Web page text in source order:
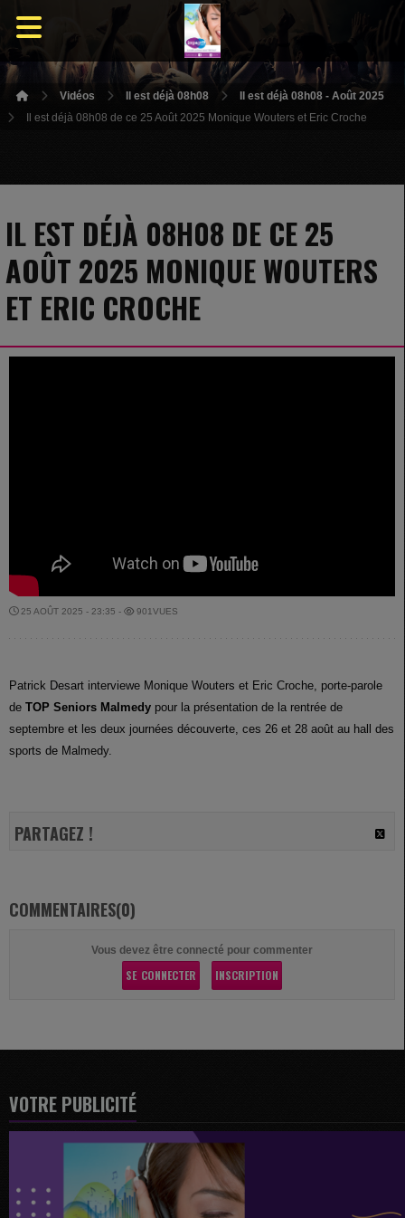
Vidéos Il est déjà 08h08
Il est déjà 08h08 - Août 2025
Il est déjà 08h08 de ce 25 Août 2025 Monique Wouters et Eric Croche
IL EST DÉJÀ 08H08 DE CE 25
AOÛT 2025 MONIQUE WOUTERS
ET ERIC CROCHE
25 AOÛT 2025 - 23:35 - 901VUES
Patrick Desart interviewe Monique Wouters et Eric Croche, porte-parole
de TOP Seniors Malmedy pour la présentation de la rentrée de
septembre et les deux journées découverte, ces 26 et 28 août au hall des
sports de Malmedy.
PARTAGEZ !
COMMENTAIRES(0)
Vous devez être connecté pour commenter
SE CONNECTER INSCRIPTION
VOTRE PUBLICITÉ